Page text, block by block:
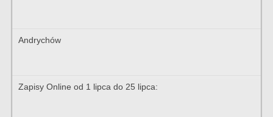
Andrychów
Zapisy Online od 1 lipca do 25 lipca: